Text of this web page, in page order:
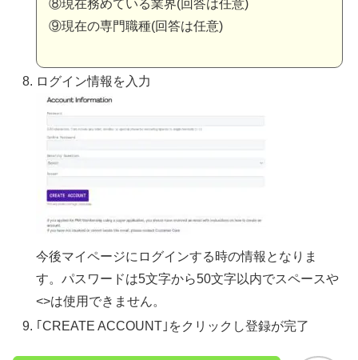
⑧現在務めている業界(回答は任意)
⑨現在の専門職種(回答は任意)
ログイン情報を入力
今後マイページにログインする時の情報となりま
す。パスワードは5文字から50文字以内でスペースや
<>は使用できません。
｢CREATE ACCOUNT｣をクリックし登録が完了